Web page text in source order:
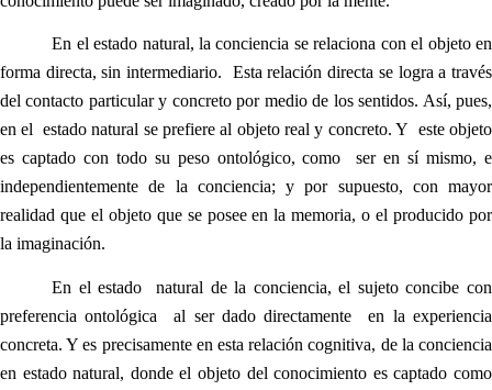
En el estado natural, la conciencia se relaciona con el objeto en
forma directa, sin intermediario. Esta relación directa se logra a través
del contacto particular y concreto por medio de los sentidos. Así, pues,
en el estado natural se prefiere al objeto real y concreto. Y este objeto
es captado con todo su peso ontológico, como ser en sí mismo, e
independientemente de la conciencia; y por supuesto, con mayor
realidad que el objeto que se posee en la memoria, o el producido por
la imaginación.
En el estado natural de la conciencia, el sujeto concibe con
preferencia ontológica al ser dado directamente en la experiencia
concreta. Y es precisamente en esta relación cognitiva, de la conciencia
en estado natural, donde el objeto del conocimiento es captado como